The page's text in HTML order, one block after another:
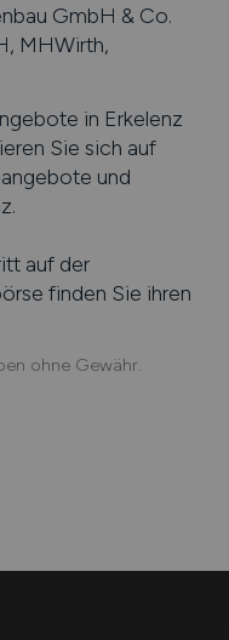
GmbH & Co.
MHWirth,
in Erkelenz
Sie sich auf
und
.
auf der
finden Sie ihren
ohne Gewähr.